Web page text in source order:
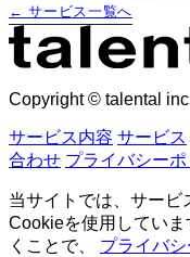
← サービス一覧へ
Copyright © talental
サービス内容 サービス
合わせ プライバシー
当サイトでは、サービ
Cookieを使用してい
くことで、 プライバ